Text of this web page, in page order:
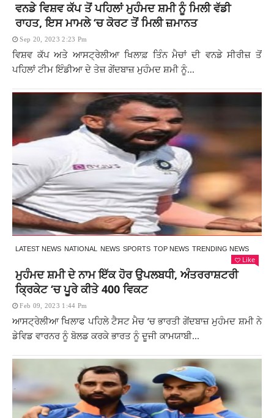
ਵਨਡੇ ਵਿਸ਼ਵ ਕੱਪ ਤੋਂ ਪਹਿਲਾਂ ਮੁਹੰਮਦ ਸ਼ਮੀ ਨੂੰ ਮਿਲੀ ਵੱਡੀ
ਰਾਹਤ, ਇਸ ਮਾਮਲੇ ‘ਚ ਕੋਰਟ ਤੋਂ ਮਿਲੀ ਜ਼ਮਾਨਤ
Sep 20, 2023 2:23 Pm
ਵਿਸ਼ਵ ਕੱਪ ਅਤੇ ਆਸਟ੍ਰੇਲੀਆ ਖਿਲਾਫ਼ ਤਿੰਨ ਮੈਚਾਂ ਦੀ ਵਨਡੇ ਸੀਰੀਜ਼ ਤੋਂ
ਪਹਿਲਾਂ ਟੀਮ ਇੰਡੀਆ ਦੇ ਤੇਜ਼ ਗੇਂਦਬਾਜ਼ ਮੁਹੰਮਦ ਸ਼ਮੀ ਨੂੰ...
LATEST NEWS NATIONAL NEWS SPORTS TOP NEWS TRENDING NEWS
Like
ਮੁਹੰਮਦ ਸ਼ਮੀ ਦੇ ਨਾਮ ਇੱਕ ਹੋਰ ਉਪਲਬਧੀ, ਅੰਤਰਰਾਸ਼ਟਰੀ
ਕ੍ਰਿਕੇਟ ‘ਚ ਪੂਰੇ ਕੀਤੇ 400 ਵਿਕਟ
Feb 09, 2023 1:44 Pm
ਆਸਟ੍ਰੇਲੀਆ ਖਿਲਾਫ ਪਹਿਲੇ ਟੈਸਟ ਮੈਚ ‘ਚ ਭਾਰਤੀ ਗੇਂਦਬਾਜ਼ ਮੁਹੰਮਦ ਸ਼ਮੀ ਨੇ
ਡੇਵਿਡ ਵਾਰਨਰ ਨੂੰ ਬੋਲਡ ਕਰਕੇ ਭਾਰਤ ਨੂੰ ਦੂਜੀ ਕਾਮਯਾਬੀ...